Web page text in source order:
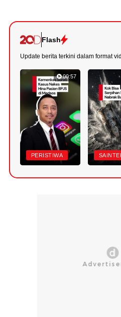
Flash
Update berita terkini dalam format
00:57
PERISTIWA